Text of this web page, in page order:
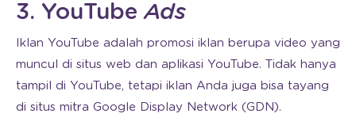
3. YouTubeAds
Iklan YouTube adalah promosi iklan berupa video yang
muncul di situs web dan aplikasi YouTube. Tidak hanya
tampil di YouTube, tetapi iklan Anda juga bisa tayang
di situs mitra Google Display Network (GDN).